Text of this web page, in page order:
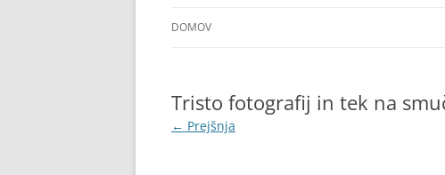
DOMOV
Tristo fotografij in tek na
← Prejšnja